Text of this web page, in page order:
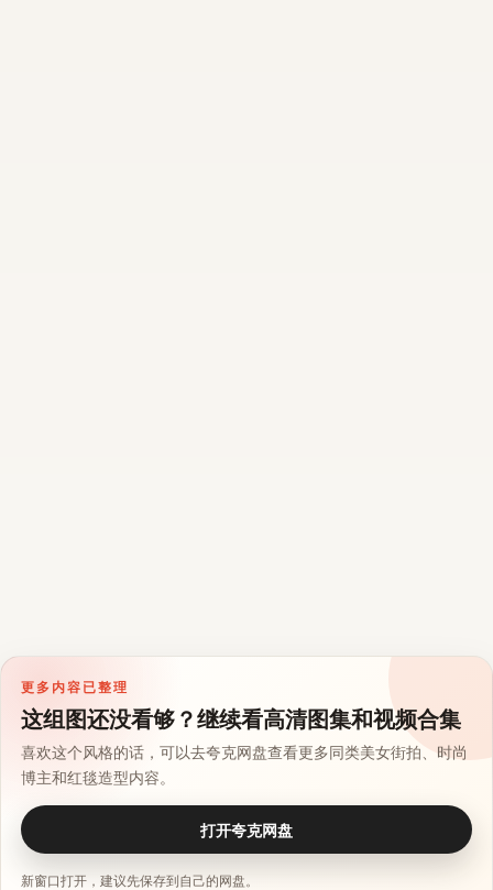
更多内容已整理
这组图还没看够？继续看高清图集和视频合集
喜欢这个风格的话，可以去夸克网盘查看更多同类美女街拍、时尚
博主和红毯造型内容。
打开夸克网盘
新窗口打开，建议先保存到自己的网盘。